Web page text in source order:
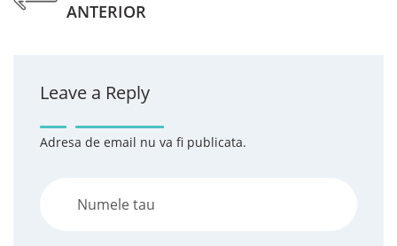
ANTERIOR
Leave a Reply
Adresa de email nu va fi publicata.